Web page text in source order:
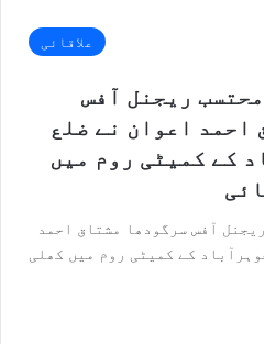
علاقائی
ریجنل آفس
احمد اعوان نے ضلع
کے کمیٹی روم میں
آفس سرگودھا مشتاق احمد
کے کمیٹی روم میں کھلی